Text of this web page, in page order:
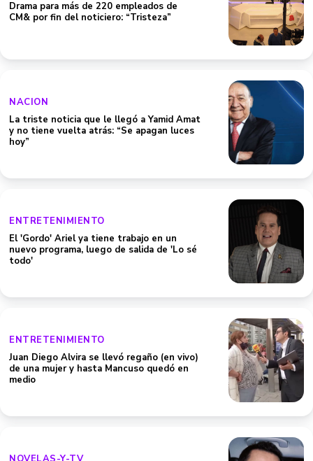
Drama para más de 220 empleados de
CM& por fin del noticiero: “Tristeza”
NACION
La triste noticia que le llegó a Yamid Amat
y no tiene vuelta atrás: “Se apagan luces
hoy”
ENTRETENIMIENTO
El 'Gordo' Ariel ya tiene trabajo en un
nuevo programa, luego de salida de 'Lo sé
todo'
ENTRETENIMIENTO
Juan Diego Alvira se llevó regaño (en vivo)
de una mujer y hasta Mancuso quedó en
medio